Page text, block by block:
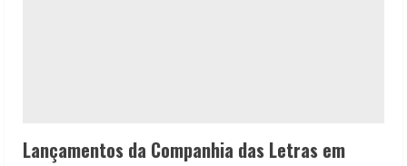
Lançamentos da Companhia das Letras em